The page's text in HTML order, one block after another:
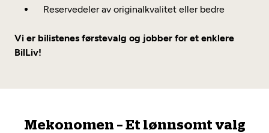
Reservedeler av originalkvalitet eller bedre
Vi er bilistenes førstevalg og jobber for et enklere
BilLiv!
Mekonomen – Et lønnsomt valg